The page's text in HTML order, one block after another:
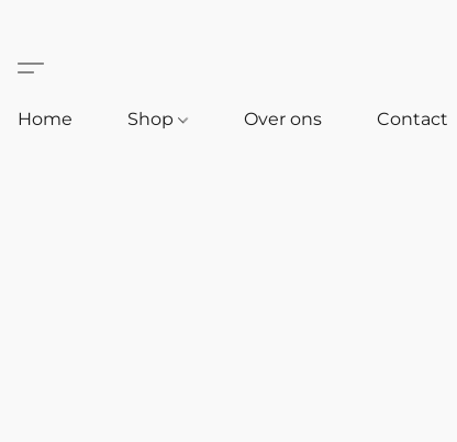
Home Shop Over ons Contact